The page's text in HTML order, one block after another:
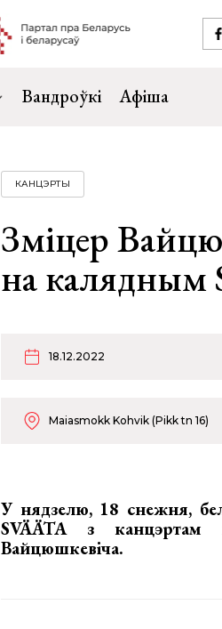
Вандроўкі Афіша
КАНЦЭРТЫ
Зміцер
на калядным
18.12.2022
Maiasmokk Kohvik (Pikk tn 16)
У нядзелю, 18 снежня,
SVÄÄTA з канцэртам
Вайцюшкевіча.